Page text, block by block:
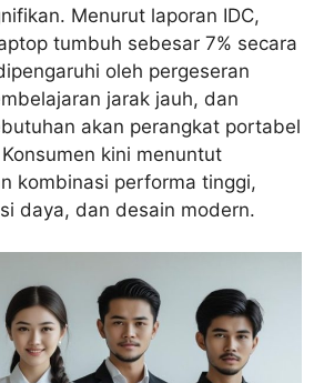
Menurut laporan IDC,
tumbuh sebesar 7% secara
oleh pergeseran
jarak jauh, dan
akan perangkat portabel
kini menuntut
kombinasi performa tinggi,
daya, dan desain modern.